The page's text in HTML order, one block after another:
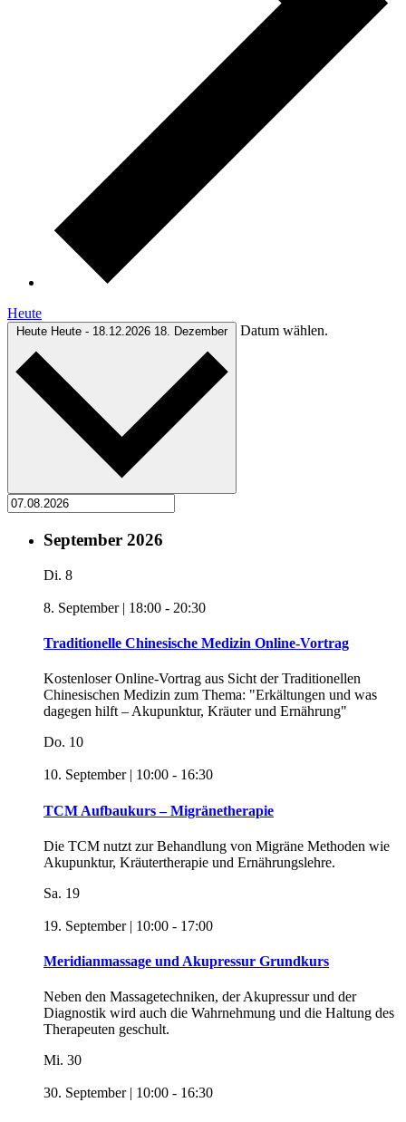
Heute
Heute Heute - 18.12.2026 18. Dezember Datum wählen.
September 2026
Di. 8
8. September | 18:00 - 20:30
Traditionelle Chinesische Medizin Online-Vortrag
Kostenloser Online-Vortrag aus Sicht der Traditionellen
Chinesischen Medizin zum Thema: "Erkältungen und was
dagegen hilft – Akupunktur, Kräuter und Ernährung"
Do. 10
10. September | 10:00 - 16:30
TCM Aufbaukurs – Migränetherapie
Die TCM nutzt zur Behandlung von Migräne Methoden wie
Akupunktur, Kräutertherapie und Ernährungslehre.
Sa. 19
19. September | 10:00 - 17:00
Meridianmassage und Akupressur Grundkurs
Neben den Massagetechniken, der Akupressur und der
Diagnostik wird auch die Wahrnehmung und die Haltung des
Therapeuten geschult.
Mi. 30
30. September | 10:00 - 16:30